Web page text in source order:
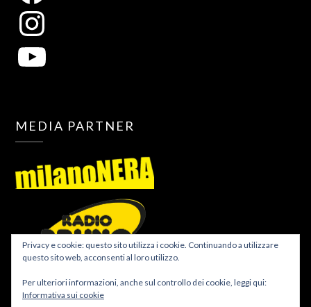
MEDIA PARTNER
Privacy e cookie: questo sito utilizza i cookie. Continuando a utilizzare
questo sito web, acconsenti al loro utilizzo.
Per ulteriori informazioni, anche sul controllo dei cookie, leggi qui:
Informativa sui cookie